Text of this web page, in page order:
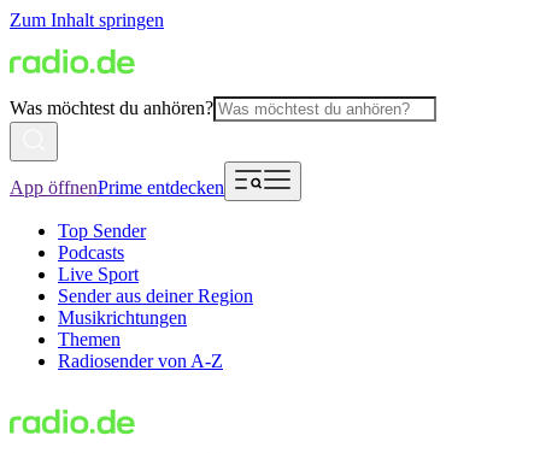
Zum Inhalt springen
Was möchtest du anhören?
App öffnenPrime entdecken
Top Sender
Podcasts
Live Sport
Sender aus deiner Region
Musikrichtungen
Themen
Radiosender von A-Z